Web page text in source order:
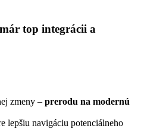
top integrácii a
zmeny – prerodu na modernú
lepšiu navigáciu potenciálneho